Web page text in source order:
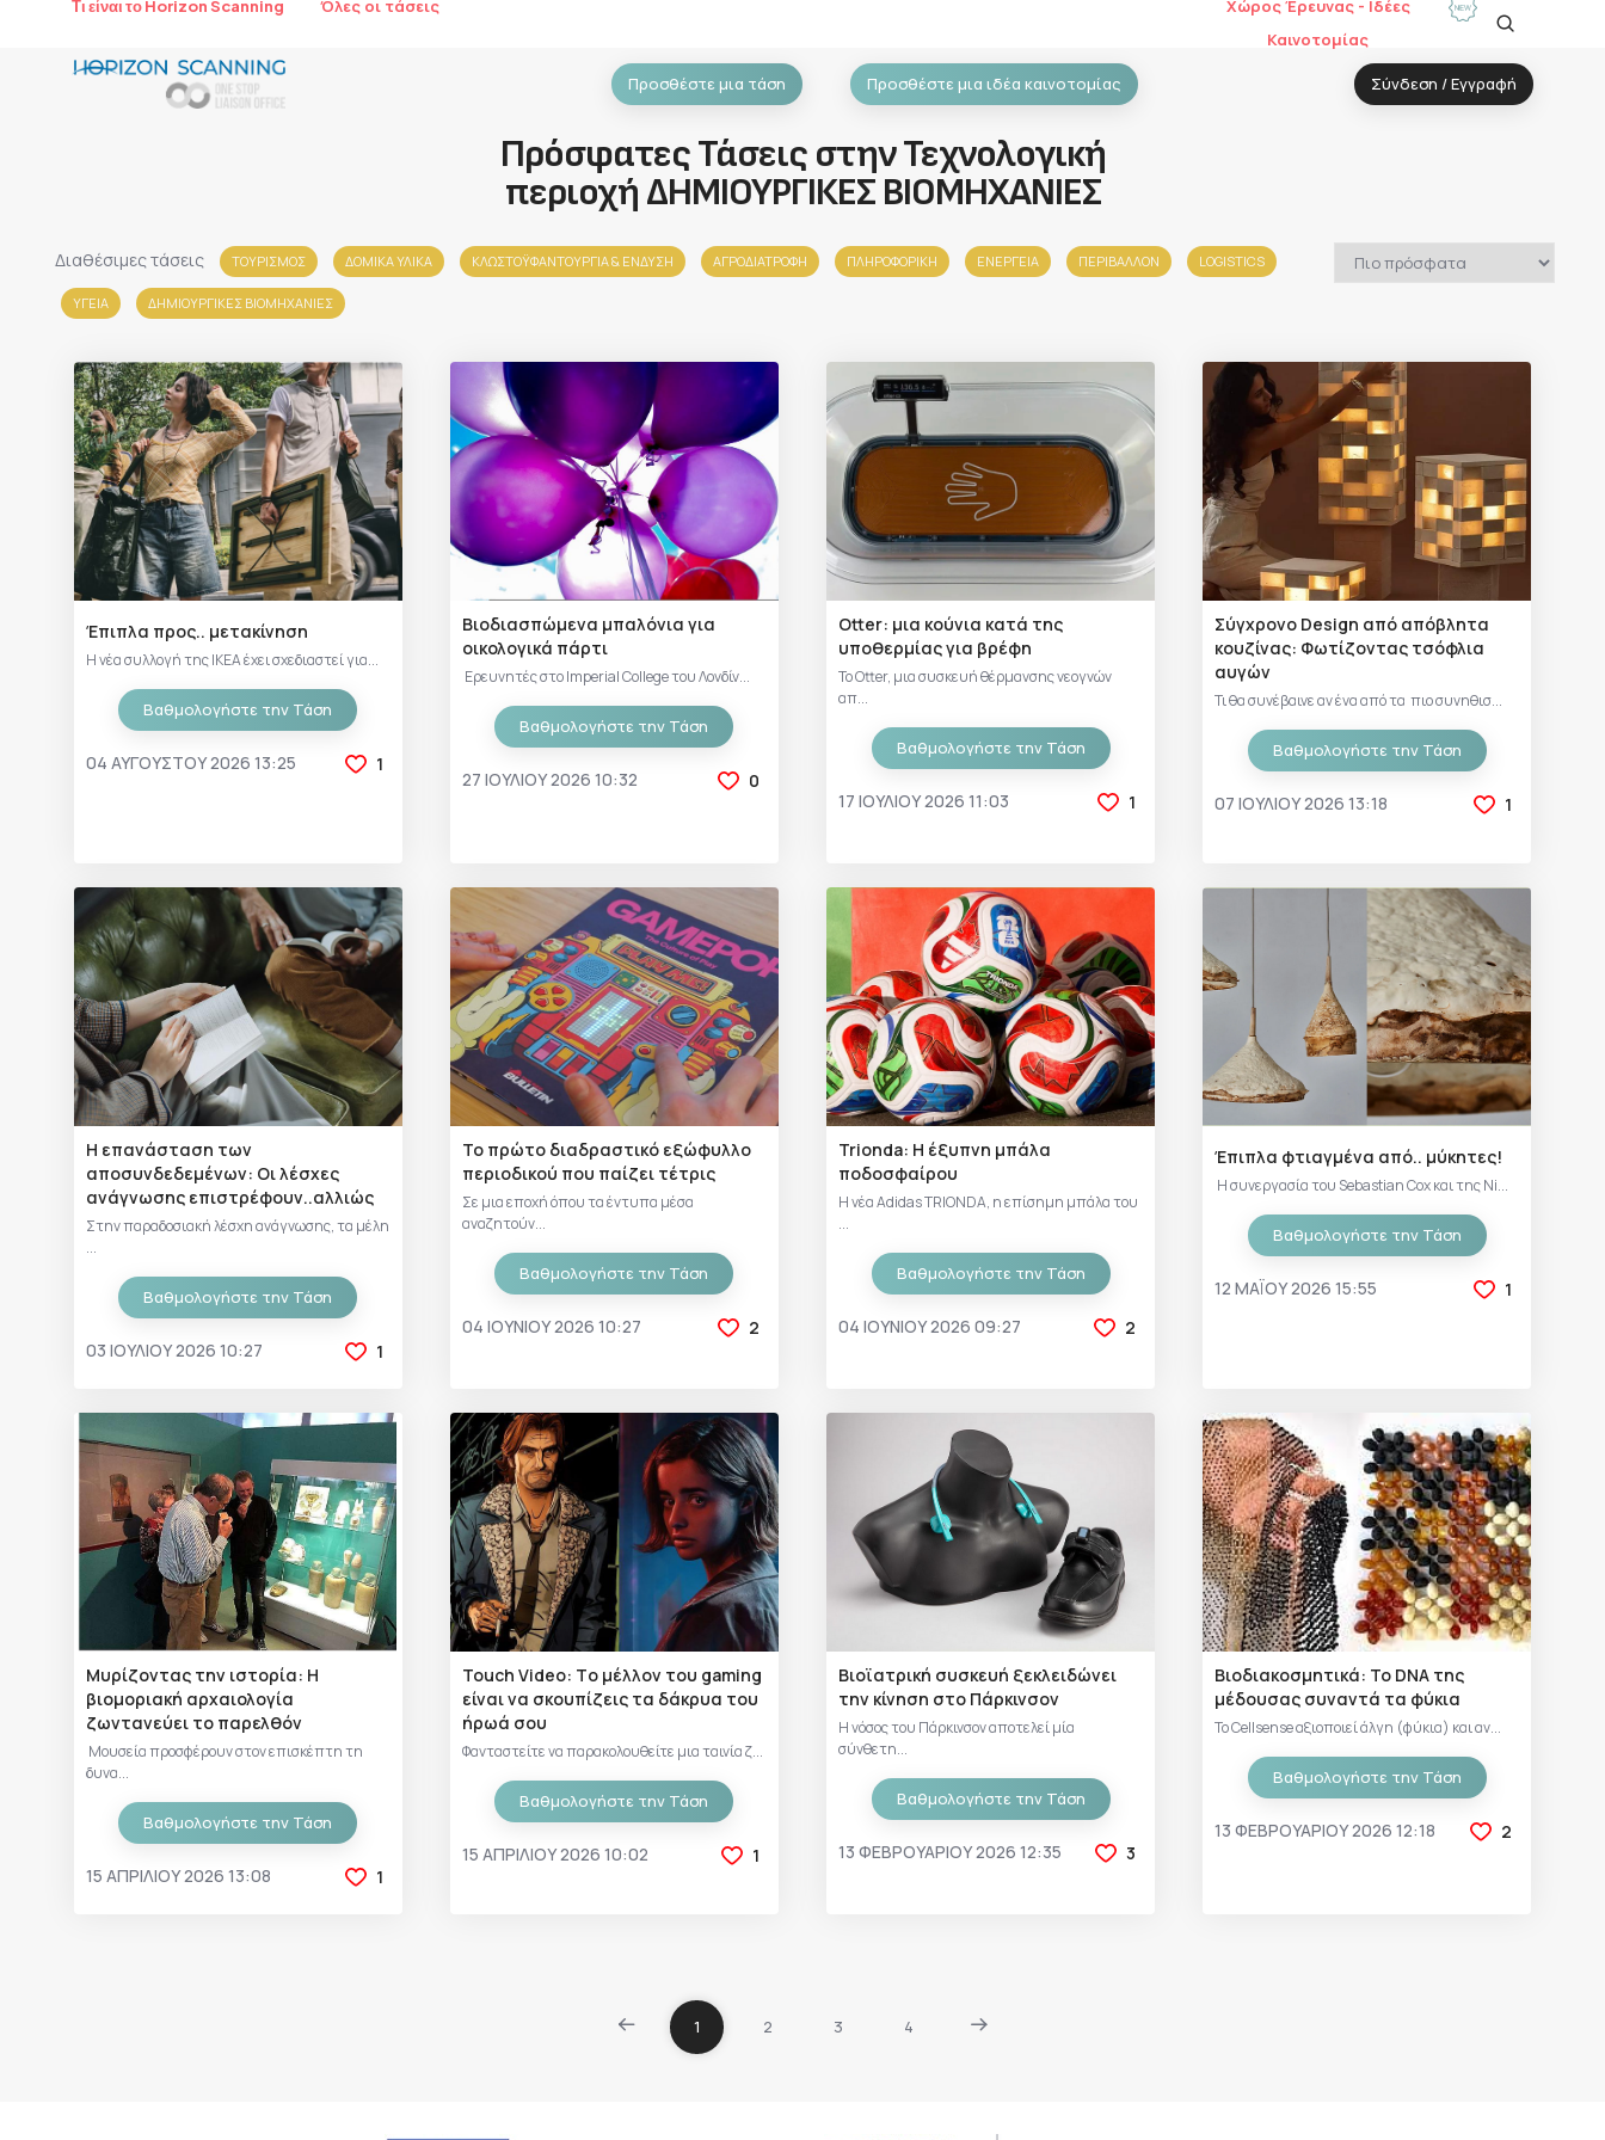
Τι είναι το Horizon Scanning Όλες οι τάσεις
Χώρος Έρευνας - Ιδέες
Καινοτομίας
Προσθέστε μια τάση Προσθέστε μια ιδέα καινοτομίας Σύνδεση / Εγγραφή
Πρόσφατες Τάσεις στην Τεχνολογική
περιοχή ΔΗΜΙΟΥΡΓΙΚΕΣ ΒΙΟΜΗΧΑΝΙΕΣ
Διαθέσιμες τάσεις ΤΟΥΡΙΣΜΟΣ ΔΟΜΙΚΑ ΥΛΙΚΑ ΚΛΩΣΤΟΫΦΑΝΤΟΥΡΓΙΑ & ΈΝΔΥΣΗ ΑΓΡΟΔΙΑΤΡΟΦΗ ΠΛΗΡΟΦΟΡΙΚΗ ΕΝΕΡΓΕΙΑ ΠΕΡΙΒΑΛΛΟΝ LOGISTICS
ΥΓΕΙΑ ΔΗΜΙΟΥΡΓΙΚΕΣ ΒΙΟΜΗΧΑΝΙΕΣ
Έπιπλα προς.. μετακίνηση
Η νέα συλλογή της ΙΚΕΑ έχει σχεδιαστεί για...
Βαθμολογήστε την Τάση
04 ΑΥΓΟΎΣΤΟΥ 2026 13:25 1
Βιοδιασπώμενα μπαλόνια για
οικολογικά πάρτι
Ερευνητές στο Imperial College του Λονδίν...
Βαθμολογήστε την Τάση
27 ΙΟΥΛΊΟΥ 2026 10:32 0
Οtter: μια κούνια κατά της
υποθερμίας για βρέφη
Το Otter, μια συσκευή θέρμανσης νεογνών
απ...
Βαθμολογήστε την Τάση
17 ΙΟΥΛΊΟΥ 2026 11:03 1
Σύγχρονο Design από απόβλητα
κουζίνας: Φωτίζοντας τσόφλια
αυγών
Τι θα συνέβαινε αν ένα από τα πιο συνηθισ...
Βαθμολογήστε την Τάση
07 ΙΟΥΛΊΟΥ 2026 13:18 1
Η επανάσταση των
αποσυνδεδεμένων: Οι λέσχες
ανάγνωσης επιστρέφουν..αλλιώς
Στην παραδοσιακή λέσχη ανάγνωσης, τα μέλη
...
Βαθμολογήστε την Τάση
03 ΙΟΥΛΊΟΥ 2026 10:27 1
Το πρώτο διαδραστικό εξώφυλλο
περιοδικού που παίζει τέτρις
Σε μια εποχή όπου τα έντυπα μέσα
αναζητούν...
Βαθμολογήστε την Τάση
04 ΙΟΥΝΊΟΥ 2026 10:27 2
Trionda: Η έξυπνη μπάλα
ποδοσφαίρου
Η νέα Adidas TRIONDA, η επίσημη μπάλα του
...
Βαθμολογήστε την Τάση
04 ΙΟΥΝΊΟΥ 2026 09:27 2
Έπιπλα φτιαγμένα από.. μύκητες!
Η συνεργασία του Sebastian Cox και της Ni...
Βαθμολογήστε την Τάση
12 ΜΑΪ́ΟΥ 2026 15:55 1
Μυρίζοντας την ιστορία: Η
βιομοριακή αρχαιολογία
ζωντανεύει το παρελθόν
Μουσεία προσφέρουν στον επισκέπτη τη
δυνα...
Βαθμολογήστε την Τάση
15 ΑΠΡΙΛΊΟΥ 2026 13:08 1
Touch Video: Tο μέλλον του gaming
είναι να σκουπίζεις τα δάκρυα του
ήρωά σου
Φανταστείτε να παρακολουθείτε μια ταινία ζ...
Βαθμολογήστε την Τάση
15 ΑΠΡΙΛΊΟΥ 2026 10:02 1
Βιοϊατρική συσκευή ξεκλειδώνει
την κίνηση στο Πάρκινσον
Η νόσος του Πάρκινσον αποτελεί μία
σύνθετη...
Βαθμολογήστε την Τάση
13 ΦΕΒΡΟΥΑΡΊΟΥ 2026 12:35 3
Βιοδιακοσμητικά: Το DNA της
μέδουσας συναντά τα φύκια
Το Cellsense αξιοποιεί άλγη (φύκια) και αν...
Βαθμολογήστε την Τάση
13 ΦΕΒΡΟΥΑΡΊΟΥ 2026 12:18 2
1 2 3 4